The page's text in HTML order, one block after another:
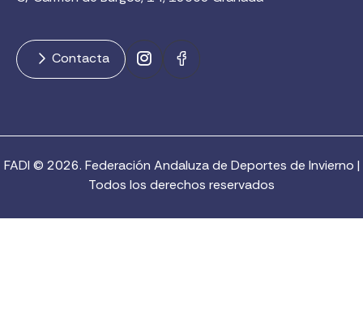
Contacta
FADI © 2026. Federación Andaluza de Deportes de Invierno |
Todos los derechos reservados